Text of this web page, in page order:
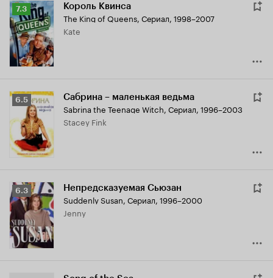
Рейтинг
Кинопоиска
7.3
7.3 Король Квинса
The King of Queens, Сериал, 1998–2007
Kate
Рейтинг
Кинопоиска
6.5
6.5 Сабрина – маленькая ведьма
Sabrina the Teenage Witch, Сериал, 1996–2003
Stacey Fink
Рейтинг
Кинопоиска
6.3
6.3 Непредсказуемая Сьюзан
Suddenly Susan, Сериал, 1996–2000
Jenny